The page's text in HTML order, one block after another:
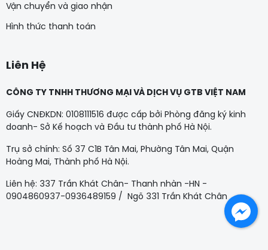
Vận chuyển và giao nhận
Hình thức thanh toán
Liên Hệ
CÔNG TY TNHH THƯƠNG MẠI VÀ DỊCH VỤ GTB VIỆT NAM
Giấy CNĐKDN: 0108111516 được cấp bởi Phòng đăng ký kinh
doanh- Sở Kế hoạch và Đầu tư thành phố Hà Nội.
Trụ sở chính: Số 37 C1B Tân Mai, Phường Tân Mai, Quận
Hoàng Mai, Thành phố Hà Nội.
Liên hệ: 337 Trần Khát Chân- Thanh nhàn -HN -
0904860937-0936489159 / Ngõ 331 Trần Khát Chân